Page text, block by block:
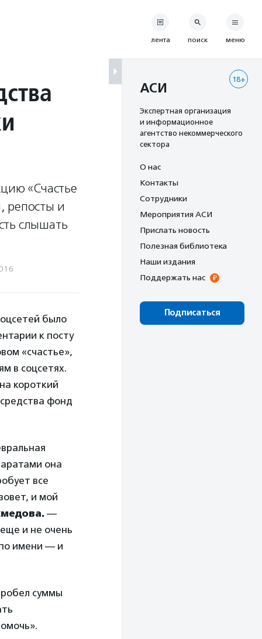
«Счастье
репосты и
слышать
было
к посту
«счастье»,
в соцсетях.
короткий
фонд
она
все
и мой
—
и не очень
имени — и
суммы
лента поиск меню
18+
АСИ
Экспертная организация
и информационное
агентство некоммерческого
сектора
О нас
Контакты
Сотрудники
Мероприятия АСИ
Прислать новость
Полезная библиотека
Наши издания
Поддержать нас
Подписаться